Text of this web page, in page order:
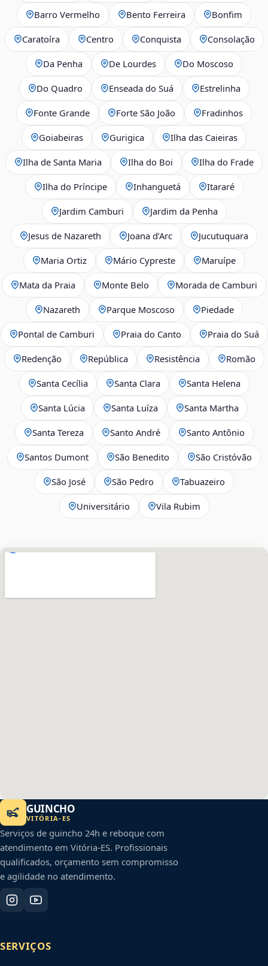
Barro Vermelho Bento Ferreira Bonfim
Caratoíra Centro Conquista Consolação
Da Penha De Lourdes Do Moscoso
Do Quadro Enseada do Suá Estrelinha
Fonte Grande Forte São João Fradinhos
Goiabeiras Gurigica Ilha das Caieiras
Ilha de Santa Maria Ilha do Boi Ilha do Frade
Ilha do Príncipe Inhanguetá Itararé
Jardim Camburi Jardim da Penha
Jesus de Nazareth Joana d’Arc Jucutuquara
Maria Ortiz Mário Cypreste Maruípe
Mata da Praia Monte Belo Morada de Camburi
Nazareth Parque Moscoso Piedade
Pontal de Camburi Praia do Canto Praia do Suá
Redenção República Resistência Romão
Santa Cecília Santa Clara Santa Helena
Santa Lúcia Santa Luíza Santa Martha
Santa Tereza Santo André Santo Antônio
Santos Dumont São Benedito São Cristóvão
São José São Pedro Tabuazeiro
Universitário Vila Rubim
GUINCHO
VITÓRIA- ES
Serviços de guincho 24h e reboque com
atendimento em Vitória-ES. Profissionais
qualificados, orçamento sem compromisso
e agilidade no atendimento.
SERVIÇOS